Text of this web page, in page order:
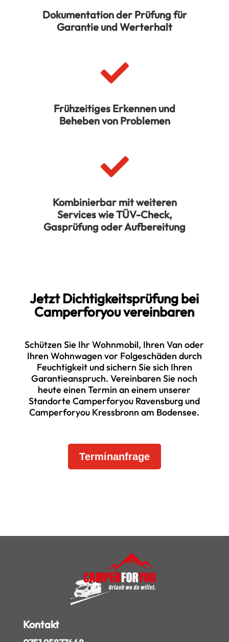
Dokumentation der Prüfung für
Garantie und Werterhalt

Frühzeitiges Erkennen und
Beheben von Problemen

Kombinierbar mit weiteren
Services wie TÜV-Check,
Gasprüfung oder Aufbereitung
Jetzt Dichtigkeitsprüfung bei
Camperforyou vereinbaren
Schützen Sie Ihr Wohnmobil, Ihren Van oder
Ihren Wohnwagen vor Folgeschäden durch
Feuchtigkeit und sichern Sie sich Ihren
Garantieanspruch. Vereinbaren Sie noch
heute einen Termin an einem unserer
Standorte Camperforyou Ravensburg und
Camperforyou Kressbronn am Bodensee.
Terminanfrage
Kontakt